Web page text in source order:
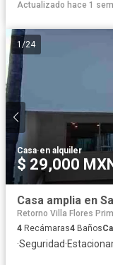
Actualizado hace 1
1 /24
Casa·en alquiler
$ 29,000
Casa amplia en
Retorno Villa Flores
4 Recámaras4 Baños
·Seguridad·